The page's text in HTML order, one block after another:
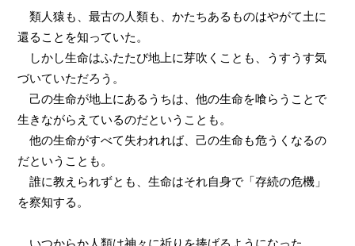
類人猿も、最古の人類も、かたちあるものはやがて土に
還ることを知っていた。
しかし生命はふたたび地上に芽吹くことも、うすうす気
づいていただろう。
己の生命が地上にあるうちは、他の生命を喰らうことで
生きながらえているのだということも。
他の生命がすべて失われれば、己の生命も危うくなるの
だということも。
誰に教えられずとも、生命はそれ自身で「存続の危機」
を察知する。
いつからか人類は神々に祈りを捧げるようになった。